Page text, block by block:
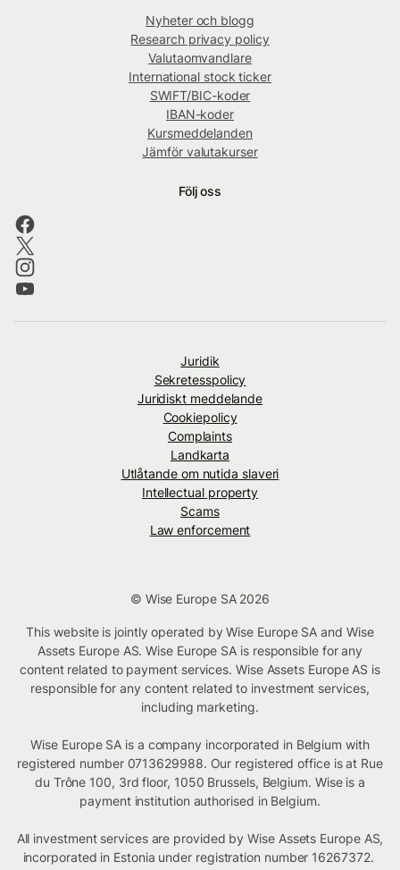
Nyheter och blogg
Research privacy policy
Valutaomvandlare
International stock ticker
SWIFT/BIC-koder
IBAN-koder
Kursmeddelanden
Jämför valutakurser
Följ oss
Juridik
Sekretesspolicy
Juridiskt meddelande
Cookiepolicy
Complaints
Landkarta
Utlåtande om nutida slaveri
Intellectual property
Scams
Law enforcement
© Wise Europe SA 2026
This website is jointly operated by Wise Europe SA and Wise
Assets Europe AS. Wise Europe SA is responsible for any
content related to payment services. Wise Assets Europe AS is
responsible for any content related to investment services,
including marketing.
Wise Europe SA is a company incorporated in Belgium with
registered number 0713629988. Our registered office is at Rue
du Trône 100, 3rd floor, 1050 Brussels, Belgium. Wise is a
payment institution authorised in Belgium.
All investment services are provided by Wise Assets Europe AS,
incorporated in Estonia under registration number 16267372.